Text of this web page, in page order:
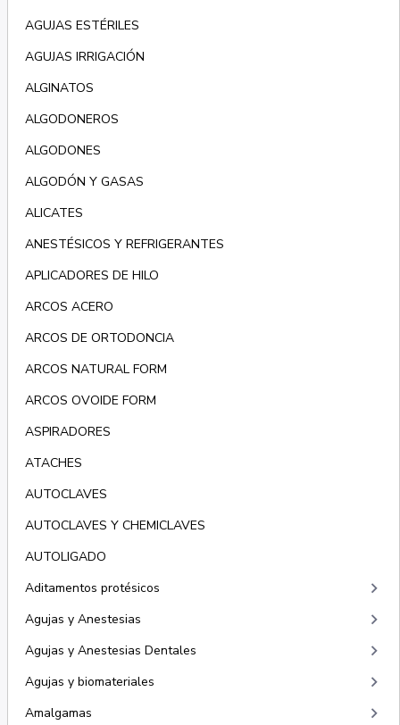
AGUJAS ESTÉRILES
AGUJAS IRRIGACIÓN
ALGINATOS
ALGODONEROS
ALGODONES
ALGODÓN Y GASAS
ALICATES
ANESTÉSICOS Y REFRIGERANTES
APLICADORES DE HILO
ARCOS ACERO
ARCOS DE ORTODONCIA
ARCOS NATURAL FORM
ARCOS OVOIDE FORM
ASPIRADORES
ATACHES
AUTOCLAVES
AUTOCLAVES Y CHEMICLAVES
AUTOLIGADO
Aditamentos protésicos
keyboard_arrow_right
Agujas y Anestesias keyboard_arrow_right
Agujas y Anestesias Dentales keyboard_arrow_right
Agujas y biomateriales keyboard_arrow_right
Amalgamas keyboard_arrow_right